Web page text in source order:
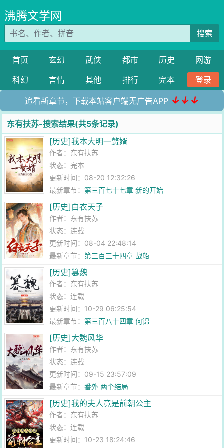
沸腾文学网
搜索
首页 玄幻 武侠 都市 历史
网游
科幻
言情 其他 排行 完本 登录
追看新章节，下载本站客户端无广告APP ↓↓↓
东有扶苏-搜索结果(共5条记录)
[历史]我本大明一赘婿
作者： 东有扶苏
状态：完本
更新时间：08-20 12:32:26
最新章节：第三百七十七章 新的开始
[历史]白衣天子
作者： 东有扶苏
状态：连载
更新时间：08-04 22:48:14
最新章节：第三百三十四章 战船
[历史]篡魏
作者： 东有扶苏
状态：连载
更新时间：10-29 06:25:54
最新章节：第三百八十四章 何锦
[历史]大魏风华
作者： 东有扶苏
状态：连载
更新时间：09-15 23:57:09
最新章节：番外 两个结局
[历史]我的夫人竟是前朝公主
作者： 东有扶苏
状态：连载
更新时间：10-23 18:24:46